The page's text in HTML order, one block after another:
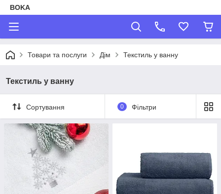
BOKA
Товари та послуги Дім Текстиль у ванну
Текстиль у ванну
Сортування 0 Фільтри